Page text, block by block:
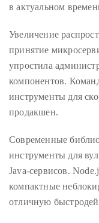
half,
to
a
global
clutch
of
в актуальном
Увеличение
принятие
упростила
компонентов.
инструменты для
продакшен.
Современные
инструменты для
Java-сервисов.
компактные
отличную